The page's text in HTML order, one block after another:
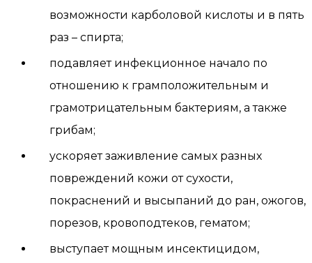
возможности карболовой кислоты и в пять
раз – спирта;
подавляет инфекционное начало по
отношению к грамположительным и
грамотрицательным бактериям, а также
грибам;
ускоряет заживление самых разных
повреждений кожи от сухости,
покраснений и высыпаний до ран, ожогов,
порезов, кровоподтеков, гематом;
выступает мощным инсектицидом,